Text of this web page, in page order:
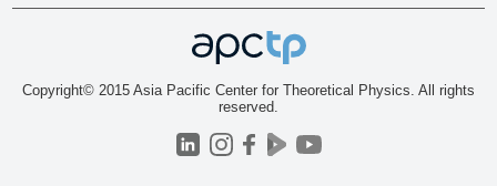
Copyright© 2015 Asia Pacific Center for Theoretical Physics. All rights
reserved.